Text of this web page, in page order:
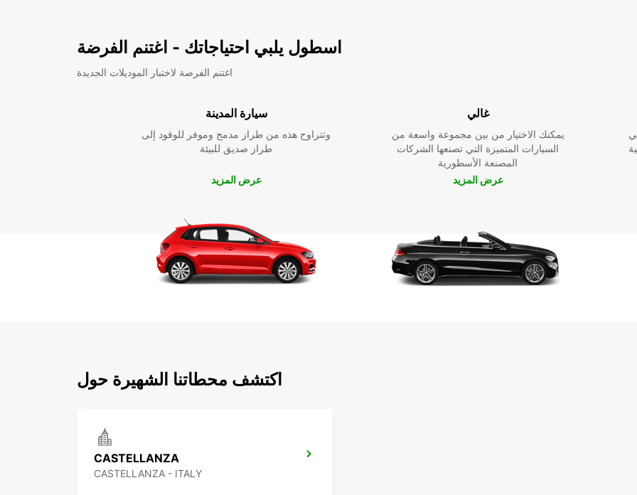
اسطول يلبي احتياجاتك - اغتنم الفرضة
اغتنم الفرصة لاختبار الموديلات الجديدة
سيارة المدينة
وتتراوح هذه من طراز مدمج وموفر للوقود إلى
طراز صديق للبيئة
عرض المزيد
غالي
يمكنك الاختيار من بين مجموعة واسعة من
السيارات المتميزة التي تصنعها الشركات
المصنعة الأسطورية
عرض المزيد
اكتشف محطاتنا الشهيرة حول
CASTELLANZA
CASTELLANZA - ITALY